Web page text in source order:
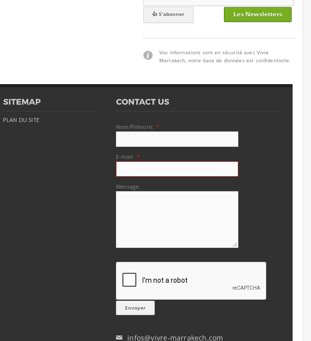
Les Newsletters
Vos informations sont en sécurité avec Vivre
Marrakech, notre base de données est confidentielle.
PLAN DU SITE
Nom/Prénom: *
E-mail: *
Message:
✉ infos@vivre-marrakech.com